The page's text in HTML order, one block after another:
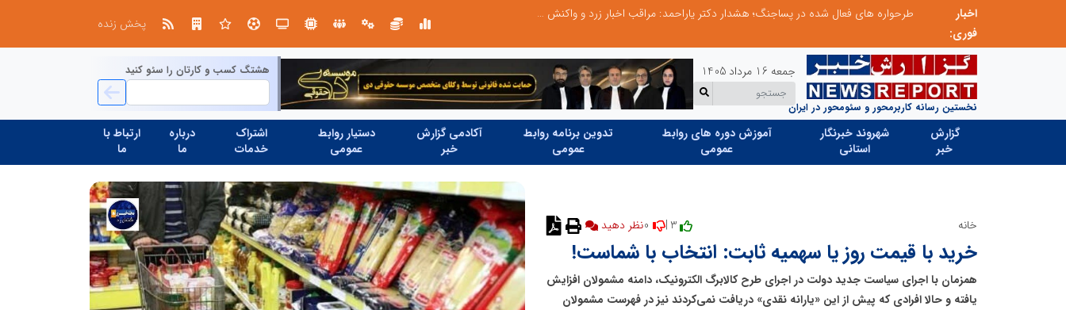
اخبار
فوری:
طرحواره های فعال شده در پساجنگ؛ هشدار دکتر یاراحمد: مراقب اخبار زرد و واکنش های هیجانی باشید
پخش زنده
نخستین رسانه کاربرمحور و سئومحور در ایران
جمعه 16 مرداد 1405 هشتگ کسب و کارتان را سئو کنید
گزارش
خبر
شهروند خبرنگار
استانی
آموزش دوره های روابط
عمومی
تدوین برنامه روابط
عمومی
آکادمی گزارش
خبر
دستیار روابط
عمومی
اشتراک
خدمات
درباره
ما
ارتباط با
ما
خانه 3 | نظر دهید
خرید با قیمت روز یا سهمیه ثابت: انتخاب با شماست!
همزمان با اجرای سیاست جدید دولت در اجرای طرح کالابرگ الکترونیک، دامنه مشمولان افزایش
یافته و حالا افرادی که پیش از این «یارانه نقدی» دریافت نمی‌کردند نیز در فهرست مشمولان